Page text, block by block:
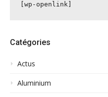
[wp-openlink]
Catégories
Actus
Aluminium